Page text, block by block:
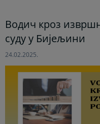
Водич кроз
суду у Бијељини
24.02.2025.